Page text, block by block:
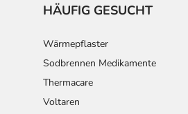
HÄUFIG GESUCHT
Wärmepflaster
Sodbrennen Medikamente
Thermacare
Voltaren